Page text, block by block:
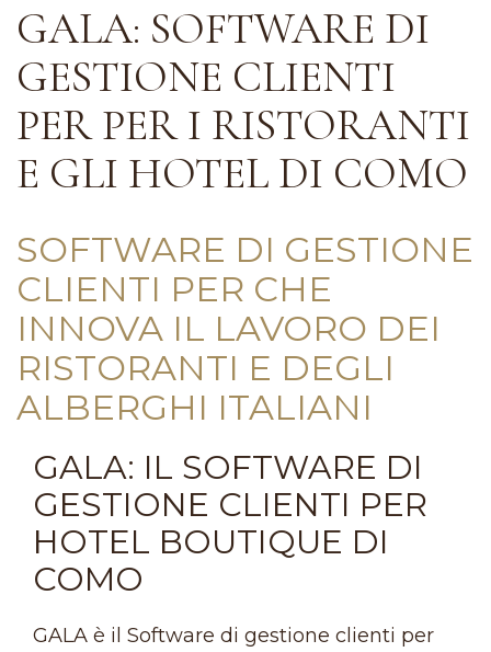
GALA: SOFTWARE DI
GESTIONE CLIENTI
PER PER I RISTORANTI
E GLI HOTEL DI COMO
SOFTWARE DI GESTIONE
CLIENTI PER CHE
INNOVA IL LAVORO DEI
RISTORANTI E DEGLI
ALBERGHI ITALIANI
GALA: IL SOFTWARE DI
GESTIONE CLIENTI PER
HOTEL BOUTIQUE DI
COMO
GALA è il Software di gestione clienti per